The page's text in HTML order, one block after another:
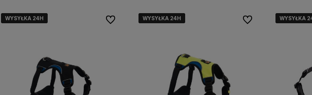
WYSYŁKA 24H
WYSYŁKA 24H
WYSYŁKA 24H
WYSYŁKA 24H Do ulubionychWYSYŁKA 24H
WYSYŁKA 24H
WYSYŁKA 24H
WYSYŁKA 24H Do ulubionychWYSYŁKA
WYSYŁKA
WYSYŁKA
WYSYŁKA